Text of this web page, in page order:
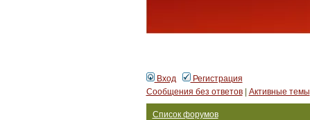
Вход
Регистрация
Сообщения без ответов| Активные темы
Список форумов